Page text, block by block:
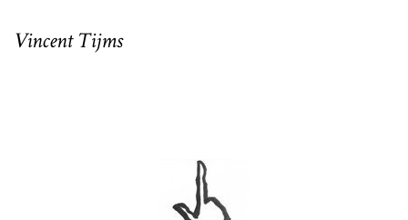
Vincent Tijms